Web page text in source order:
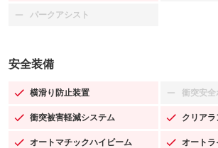
パークアシスト
：装備なし
安全装備
横滑り防止装置
：装備あり 衝突安全
：装備な
衝突被害軽減システム
：装備あり クリア
：装備あ
オートマチックハイビーム オートラ